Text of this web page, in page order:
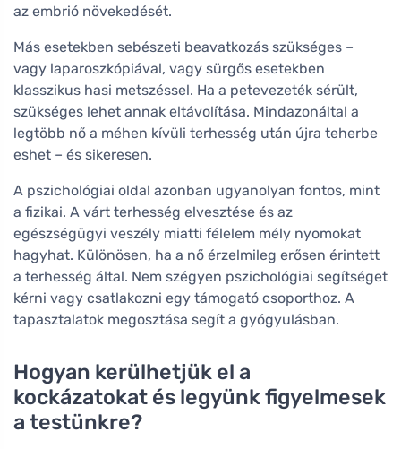
az embrió növekedését.
Más esetekben sebészeti beavatkozás szükséges –
vagy laparoszkópiával, vagy sürgős esetekben
klasszikus hasi metszéssel. Ha a petevezeték sérült,
szükséges lehet annak eltávolítása. Mindazonáltal a
legtöbb nő a méhen kívüli terhesség után újra teherbe
eshet – és sikeresen.
A pszichológiai oldal azonban ugyanolyan fontos, mint
a fizikai. A várt terhesség elvesztése és az
egészségügyi veszély miatti félelem mély nyomokat
hagyhat. Különösen, ha a nő érzelmileg erősen érintett
a terhesség által. Nem szégyen pszichológiai segítséget
kérni vagy csatlakozni egy támogató csoporthoz. A
tapasztalatok megosztása segít a gyógyulásban.
Hogyan kerülhetjük el a
kockázatokat és legyünk figyelmesek
a testünkre?